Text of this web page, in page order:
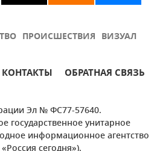
ПРОИСШЕСТВИЯ ВИЗУАЛ
КОНТАКТЫ ОБРАТНАЯ СВЯЗЬ
Эл № ФС77-57640.
государственное унитарное
информационное агентство